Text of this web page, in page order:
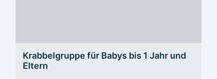
Krabbelgruppe für Babys bis 1 Jahr und
Eltern